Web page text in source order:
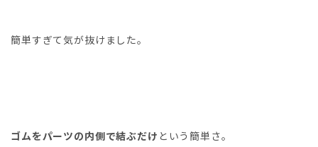
簡単すぎて気が抜けました。
ゴムをパーツの内側で結ぶだけ という簡単さ。